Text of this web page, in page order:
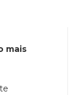
mais